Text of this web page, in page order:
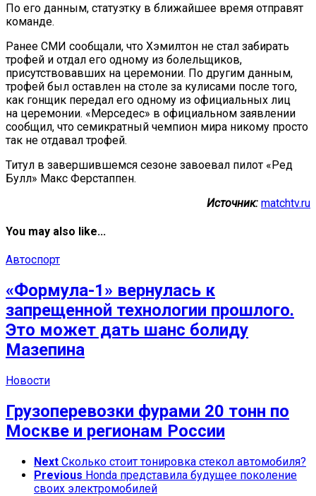
По его данным, статуэтку в ближайшее время отправят
команде.
Ранее СМИ сообщали, что Хэмилтон не стал забирать
трофей и отдал его одному из болельщиков,
присутствовавших на церемонии. По другим данным,
трофей был оставлен на столе за кулисами после того,
как гонщик передал его одному из официальных лиц
на церемонии. «Мерседес» в официальном заявлении
сообщил, что семикратный чемпион мира никому просто
так не отдавал трофей.
Титул в завершившемся сезоне завоевал пилот «Ред
Булл» Макс Ферстаппен.
Источник: matchtv.ru
You may also like...
Автоспорт
«Формула-1» вернулась к
запрещенной технологии прошлого.
Это может дать шанс болиду
Мазепина
Новости
Грузоперевозки фурами 20 тонн по
Москве и регионам России
Next Сколько стоит тонировка стекол автомобиля?
Previous Honda представила будущее поколение
своих электромобилей